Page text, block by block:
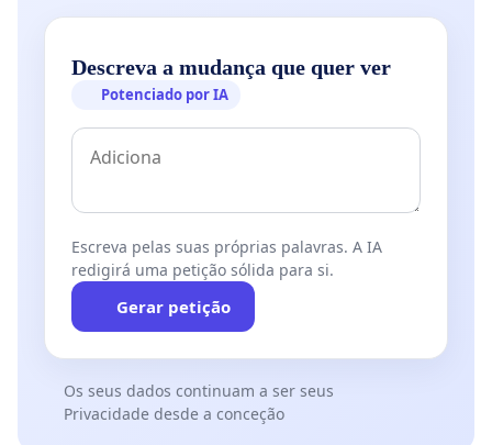
Descreva a mudança que quer ver
Potenciado por IA
Escreva pelas suas próprias palavras. A IA
redigirá uma petição sólida para si.
Gerar petição
Os seus dados continuam a ser seus
Privacidade desde a conceção